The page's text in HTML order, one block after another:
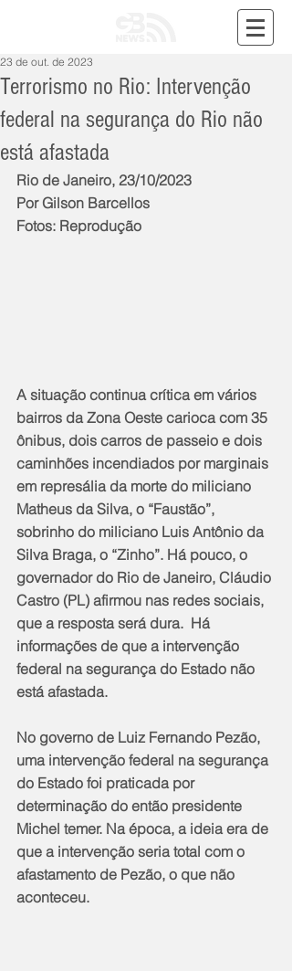
Terrorismo no Rio: Intervenção
federal na segurança do Rio não
está afastada
23 de out. de 2023
Rio de Janeiro, 23/10/2023
Por Gilson Barcellos
Fotos: Reprodução
A situação continua crítica em vários
bairros da Zona Oeste carioca com 35
ônibus, dois carros de passeio e dois
caminhões incendiados por marginais
em represália da morte do miliciano
Matheus da Silva, o “Faustão”,
sobrinho do miliciano Luis Antônio da
Silva Braga, o “Zinho”. Há pouco, o
governador do Rio de Janeiro, Cláudio
Castro (PL) afirmou nas redes sociais,
que a resposta será dura.  Há
informações de que a intervenção
federal na segurança do Estado não
está afastada.
No governo de Luiz Fernando Pezão,
uma intervenção federal na segurança
do Estado foi praticada por
determinação do então presidente
Michel temer. Na época, a ideia era de
que a intervenção seria total com o
afastamento de Pezão, o que não
aconteceu.